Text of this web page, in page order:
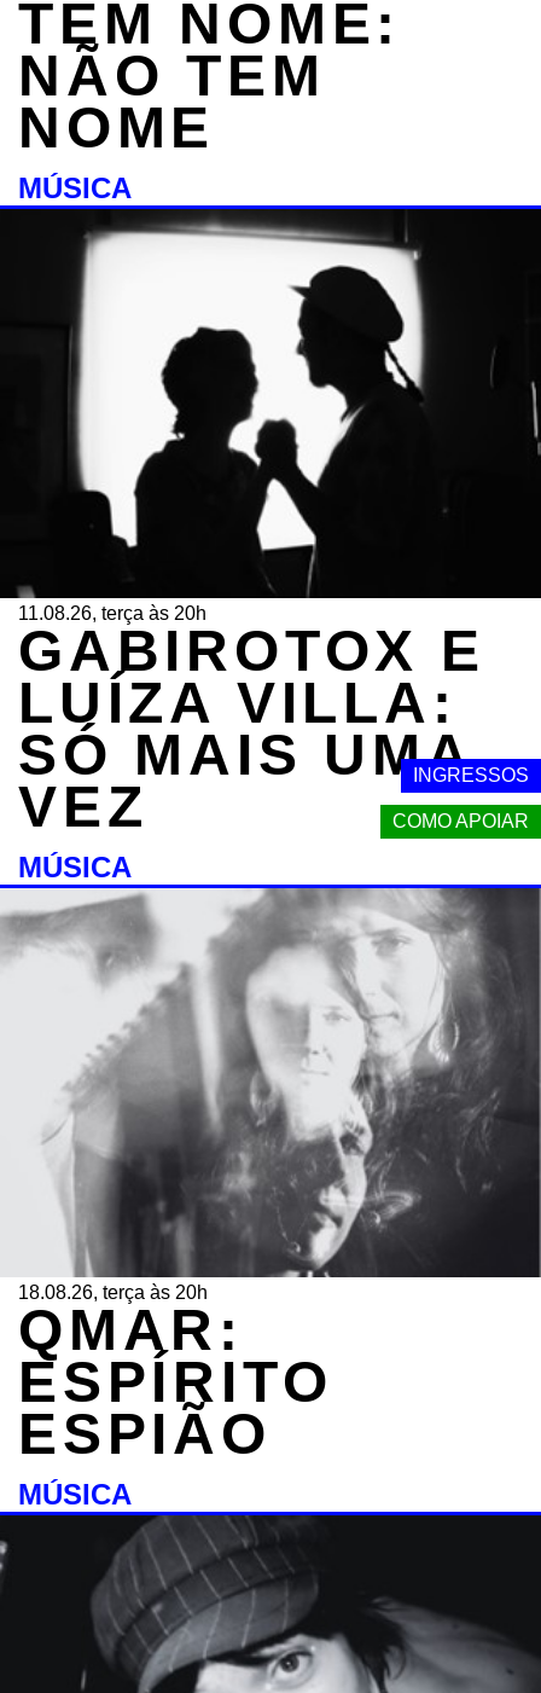
INGRESSOS
COMO APOIAR
TEM NOME:
NÃO TEM
NOME
MÚSICA
11.08.26, terça às 20h
GABIROTOX E
LUÍZA VILLA:
SÓ MAIS UMA
VEZ
MÚSICA
18.08.26, terça às 20h
QMAR:
ESPÍRITO
ESPIÃO
MÚSICA